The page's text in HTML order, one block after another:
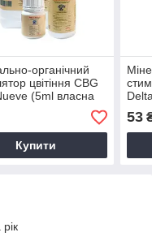
органічний
цвітіння CBG
(5ml власна
Купити
53